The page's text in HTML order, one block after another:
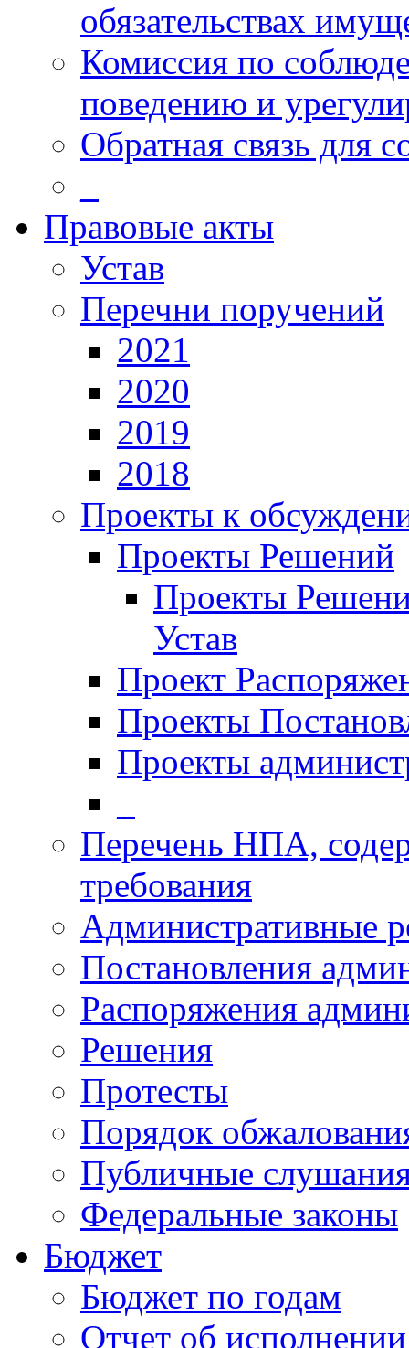
обязательствах
Комиссия по
поведению и
Обратная связь для
Правовые акты
Устав
Перечни поручений
2021
2020
2019
2018
Проекты к
Проекты Решений
Проекты
Устав
Проект
Проекты
Проекты
Перечень НПА,
требования
Административные
Постановления
Распоряжения
Решения
Протесты
Порядок
Публичные
Федеральные законы
Бюджет
Бюджет по годам
Отчет об